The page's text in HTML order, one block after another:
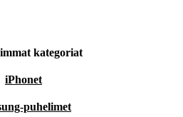
kategoriat
iPhonet
puhelimet